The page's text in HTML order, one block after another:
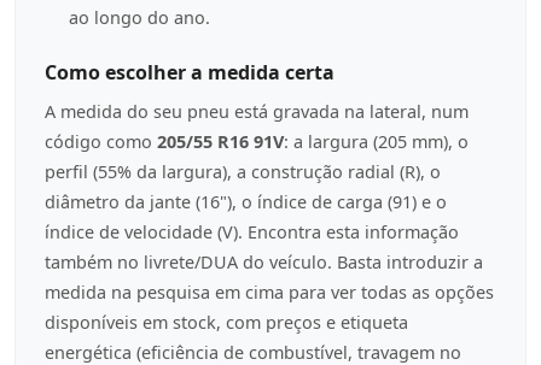
ao longo do ano.
Como escolher a medida certa
A medida do seu pneu está gravada na lateral, num
código como 205/55 R16 91V: a largura (205 mm), o
perfil (55% da largura), a construção radial (R), o
diâmetro da jante (16"), o índice de carga (91) e o
índice de velocidade (V). Encontra esta informação
também no livrete/DUA do veículo. Basta introduzir a
medida na pesquisa em cima para ver todas as opções
disponíveis em stock, com preços e etiqueta
energética (eficiência de combustível, travagem no